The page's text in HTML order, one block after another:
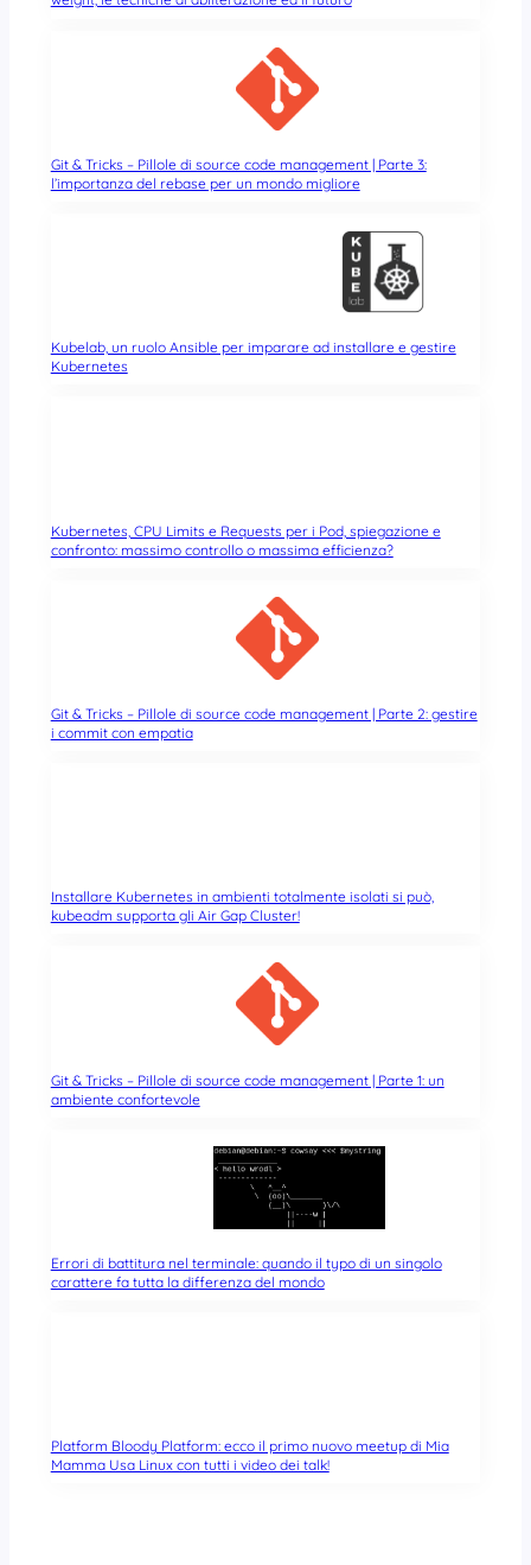
Git & Tricks – Pillole di source code management | Parte 3:
l’importanza del rebase per un mondo migliore
Kubelab, un ruolo Ansible per imparare ad installare e gestire
Kubernetes
Kubernetes, CPU Limits e Requests per i Pod, spiegazione e
confronto: massimo controllo o massima efficienza?
Git & Tricks – Pillole di source code management | Parte 2: gestire
i commit con empatia
Installare Kubernetes in ambienti totalmente isolati si può,
kubeadm supporta gli Air Gap Cluster!
Git & Tricks – Pillole di source code management | Parte 1: un
ambiente confortevole
Errori di battitura nel terminale: quando il typo di un singolo
carattere fa tutta la differenza del mondo
Platform Bloody Platform: ecco il primo nuovo meetup di Mia
Mamma Usa Linux con tutti i video dei talk!